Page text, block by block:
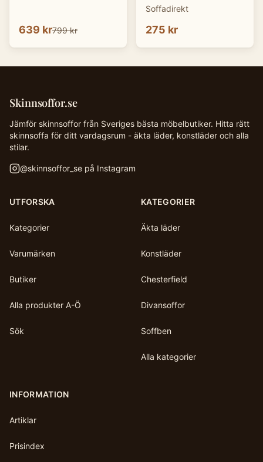
639 kr799 kr
Soffadirekt
275 kr
Skinnsoffor.se
Jämför skinnsoffor från Sveriges bästa möbelbutiker. Hitta rätt
skinnsoffa för ditt vardagsrum - äkta läder, konstläder och alla
stilar.
@skinnsoffor_se på Instagram
UTFORSKA
Kategorier
Varumärken
Butiker
Alla produkter A-Ö
Sök
KATEGORIER
Äkta läder
Konstläder
Chesterfield
Divansoffor
Soffben
Alla kategorier
INFORMATION
Artiklar
Prisindex